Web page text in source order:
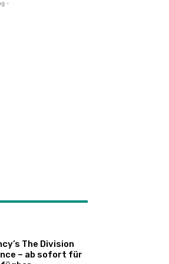
-
The Division
– ab sofort für